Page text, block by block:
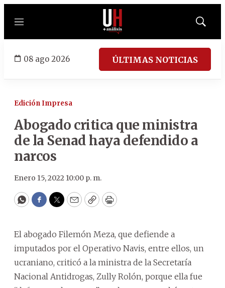
Menú
Mostrar
08 ago 2026 ÚLTIMAS NOTICIAS
Edición Impresa
Abogado critica que ministra
de la Senad haya defendido a
narcos
Enero 15, 2022 10:00 p. m.
WhatsApp
Facebook
Twitter
EmailCopyPrint
El abogado Filemón Meza, que defiende a
imputados por el Operativo Navis, entre ellos, un
ucraniano, criticó a la ministra de la Secretaría
Nacional Antidrogas, Zully Rolón, porque ella fue